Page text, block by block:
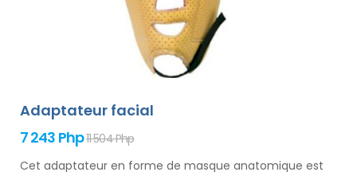
Adaptateur facial
7 243 Php11 504 Php
Cet adaptateur en forme de masque anatomique est